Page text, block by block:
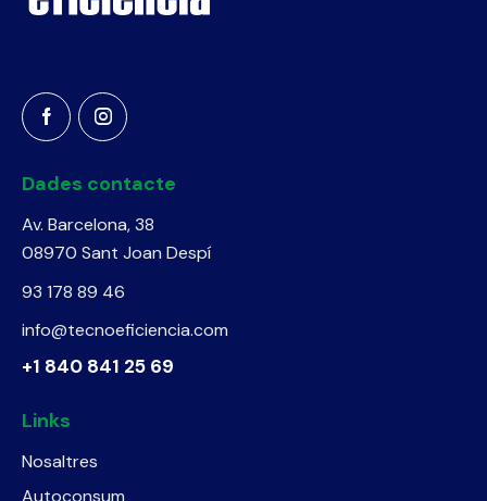
Dades contacte
Av. Barcelona, 38
08970 Sant Joan Despí
93 178 89 46
info@tecnoeficiencia.com
+1 840 841 25 69
Links
Nosaltres
Autoconsum